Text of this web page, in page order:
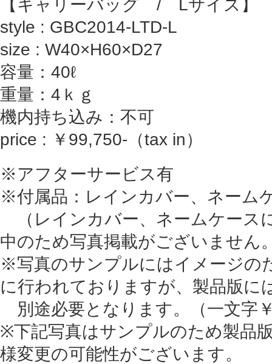
【キャリーバッグ / Lサイズ】
style : GBC2014-LTD-L
size : W40×H60×D27
容量：40ℓ
重量：4ｋｇ
機内持ち込み：不可
price : ￥99,750-（tax in）
※アフターサービス有
※付属品：レインカバー、ネーム
（レインカバー、ネームケース
中のため写真掲載がございません
※写真のサンプルにはイメージの
に行われておりますが、製品版に
別途必要となります。（一文字
※下記写真はサンプルのため製品
様変更の可能性がございます。